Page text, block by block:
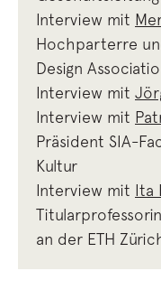
Interview mit
Hochparterre
Design
Interview mit
Interview mit
Präsident SIA-
Kultur
Interview mit Ita
an der ETH